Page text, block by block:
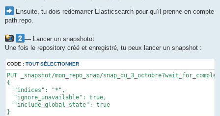
Ensuite, tu dois redémarrer Elasticsearch pour qu’il prenne en compte
path.repo.
— Lancer un snapshotot
Une fois le repository créé et enregistré, tu peux lancer un snapshot :
CODE : TOUT SÉLECTIONNER
PUT _snapshot/mon_repo_snap/
{
  "indices": "*",
  "ignore_unavailable": true,
  "include_global_state": true
}